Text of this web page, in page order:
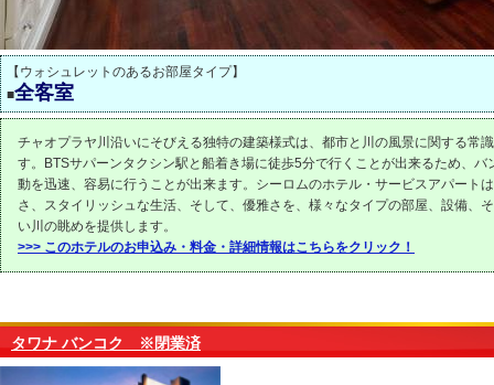
【ウォシュレットのあるお部屋タイプ】
■全客室
チャオプラヤ川沿いにそびえる独特の建築様式は、都市と川の風景に関する常
す。BTSサパーンタクシン駅と船着き場に徒歩5分で行くことが出来るため、バ
動を迅速、容易に行うことが出来ます。シーロムのホテル・サービスアパート
さ、スタイリッシュな生活、そして、優雅さを、様々なタイプの部屋、設備、
い川の眺めを提供します。
>>> このホテルのお申込み・料金・詳細情報はこちらをクリック！
タワナ バンコク ※閉業済